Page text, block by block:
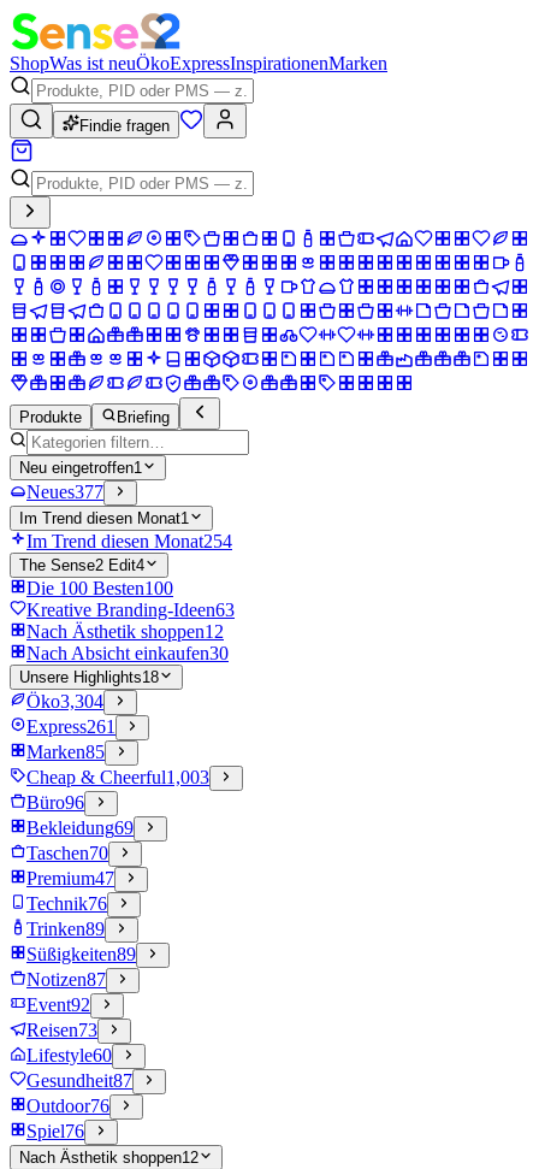
ShopWas ist neuÖkoExpressInspirationenMarken
Findie fragen
Produkte Briefing
Neu eingetroffen1
Neues377
Im Trend diesen Monat1
Im Trend diesen Monat254
The Sense2 Edit4
Die 100 Besten100
Kreative Branding-Ideen63
Nach Ästhetik shoppen12
Nach Absicht einkaufen30
Unsere Highlights18
Öko3,304
Express261
Marken85
Cheap & Cheerful1,003
Büro96
Bekleidung69
Taschen70
Premium47
Technik76
Trinken89
Süßigkeiten89
Notizen87
Event92
Reisen73
Lifestyle60
Gesundheit87
Outdoor76
Spiel76
Nach Ästhetik shoppen12